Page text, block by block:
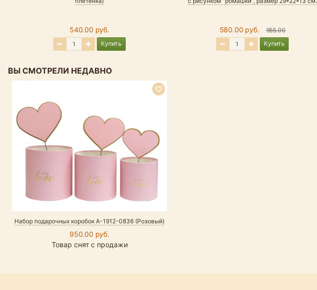
540.00 руб.
Купить
580.00 руб.
955.00
Купить
ВЫ СМОТРЕЛИ НЕДАВНО
Набор подарочных коробок А-1912-0836 (Розовый)
950.00 руб.
Товар снят с продажи